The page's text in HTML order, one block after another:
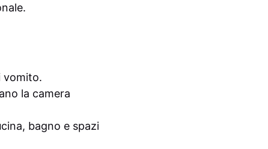
vomito.
la camera
bagno e spazi